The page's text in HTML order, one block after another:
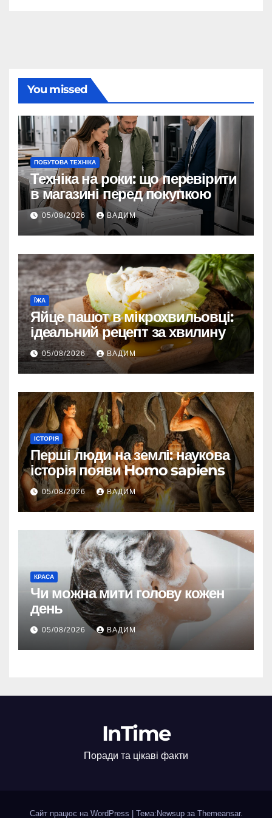
You missed
ПОБУТОВА ТЕХНІКА
Техніка на роки: що перевірити
в магазині перед покупкою
05/08/2026 ВАДИМ
ЇЖА
Яйце пашот в мікрохвильовці:
ідеальний рецепт за хвилину
05/08/2026 ВАДИМ
ІСТОРІЯ
Перші люди на землі: наукова
історія появи Homo sapiens
05/08/2026 ВАДИМ
КРАСА
Чи можна мити голову кожен
день
05/08/2026 ВАДИМ
InTime
Поради та цікаві факти
Сайт працює на WordPress Тема:Newsup за Themeansar.